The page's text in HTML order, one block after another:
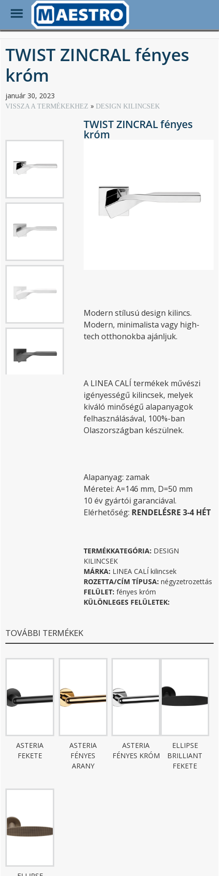
Skip
Toggle
Menu
TWIST ZINCRAL fényes
króm
január 30, 2023
VISSZA A TERMÉKEKHEZ DESIGN KILINCSEK
TWIST ZINCRAL fényes
króm
Modern stílusú design kilincs.
Modern, minimalista vagy high-
tech otthonokba ajánljuk.
A LINEA CALÍ termékek művészi
igényességű kilincsek, melyek
kiváló minőségű alapanyagok
felhasználásával, 100%-ban
Olaszországban készülnek.
Alapanyag: zamak
Méretei: A=146 mm, D=50 mm
10 év gyártói garanciával.
Elérhetőség: RENDELÉSRE 3-4 HÉT
TERMÉKKATEGÓRIA: DESIGN
KILINCSEK
MÁRKA: LINEA CALÍ kilincsek
ROZETTA/CÍM TÍPUSA: négyzetrozettás
FELÜLET: fényes króm
KÜLÖNLEGES FELÜLETEK:
TOVÁBBI TERMÉKEK
ASTERIA
FEKETE
ASTERIA
FÉNYES
ARANY
ASTERIA
FÉNYES KRÓM
ELLIPSE
BRILLIANT
FEKETE